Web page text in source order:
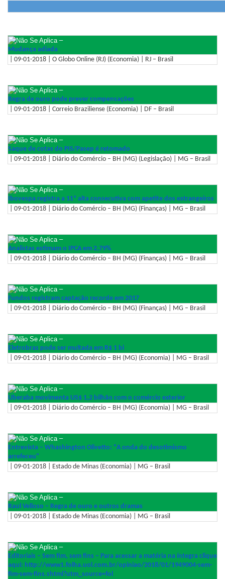
–
Mudança adiada
| 09-01-2018 | O Globo Online (RJ) (Economia) | RJ – Brasil
–
Regra de ouro pode prever compensações
| 09-01-2018 | Correio Braziliense (Economia) | DF – Brasil
–
Saque de cotas do PIS/Pasep é retomado
| 09-01-2018 | Diário do Comércio – BH (MG) (Legislação) | MG – Brasil
–
Ibovespa registra a 11ª alta consecutiva com apetite dos estrangeiros
| 09-01-2018 | Diário do Comércio – BH (MG) (Finanças) | MG – Brasil
–
Analistas estimam o IPCA em 2,79%
| 09-01-2018 | Diário do Comércio – BH (MG) (Finanças) | MG – Brasil
–
Fundos registram captação recorde em 2017
| 09-01-2018 | Diário do Comércio – BH (MG) (Finanças) | MG – Brasil
–
Eletrobras pode ser multada em R$ 1 bi
| 09-01-2018 | Diário do Comércio – BH (MG) (Economia) | MG – Brasil
–
Uberaba movimenta US$ 1,2 bilhão com o comércio exterior
| 09-01-2018 | Diário do Comércio – BH (MG) (Economia) | MG – Brasil
–
Entrevista – Whashington Olivetto: "A onda do desotimismo
arrefeceu"
| 09-01-2018 | Estado de Minas (Economia) | MG – Brasil
–
Raul Velloso – Regra de ouro e outros dramas
| 09-01-2018 | Estado de Minas (Economia) | MG – Brasil
–
Editoriais – Sem fim, sem fins – Para acessar a matéria na íntegra clique
aqui: http://www1.folha.uol.com.br/opiniao/2018/01/1949004-sem-
fim-sem-fins.shtml?utm_source=fol